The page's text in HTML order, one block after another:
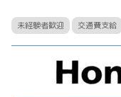
未経験者歓迎 交通費支給